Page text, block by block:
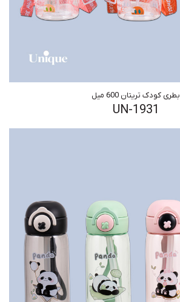
بطری کودک تریتان 600 میل
UN-1931